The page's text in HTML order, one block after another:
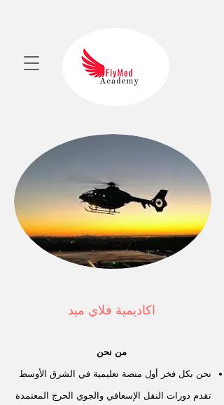
اكاديمية فلاي ميد
من نحن
نحن بكل فخر أول منصة تعليمية في الشرق الأوسط
تقدم دورات النقل الإسعافي والجوي الحرج المعتمدة